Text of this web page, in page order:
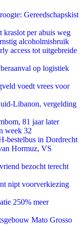
Gereedschapskist
per abuis weg
alcoholmisbruik
access tot uitgebreide
op logistiek
voedt vrees voor
Libanon, vergelding
81 jaar later
week 32
bestelbus in Dordrecht
Hormuz, VS
bezocht terecht
nipt voorverkiezing
250% meer
Mato Grosso